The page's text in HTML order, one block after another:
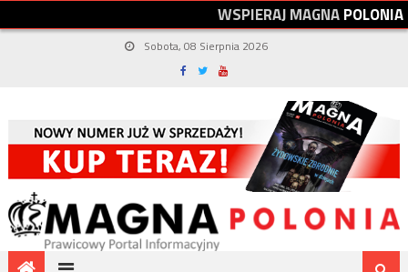
WSPIERAJMAGNAPOLONIA
Sobota, 08 Sierpnia 2026